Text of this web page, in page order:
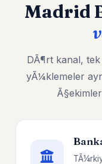
Madrid
DÃ¶rt kanal,
yÃ¼klemeler